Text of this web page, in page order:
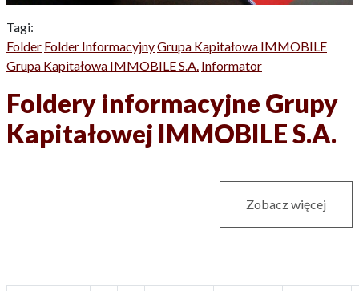
Tagi:
Folder Folder InformacyjnyGrupa Kapitałowa IMMOBILE
Grupa Kapitałowa IMMOBILE S.A. Informator
Foldery informacyjne Grupy
Kapitałowej IMMOBILE S.A.
Zobacz więcej